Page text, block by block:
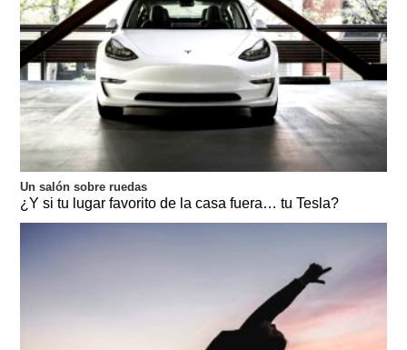
Un salón sobre ruedas
¿Y si tu lugar favorito de la casa fuera… tu Tesla?